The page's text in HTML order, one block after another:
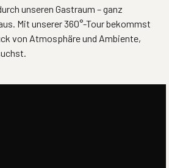
unseren Gastraum – ganz
Mit unserer 360°-Tour bekommst
von Atmosphäre und Ambiente,